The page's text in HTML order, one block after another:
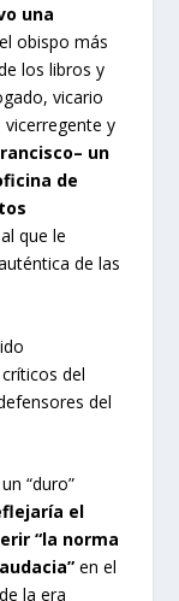
una
obispo más
los libros y
vicario
y
un
de
que le
de las
del
del
“duro”
el
“la norma
en el
la era